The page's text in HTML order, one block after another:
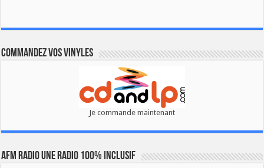
Commandez vos vinyles
Je commande maintenant
AFM RADIO UNE RADIO 100% INCLUSIF